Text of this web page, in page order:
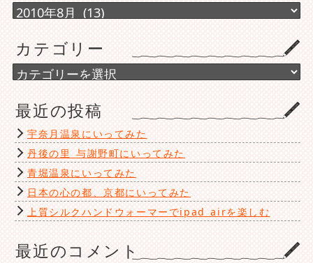
ア
ー
イ
ブ
カテゴリー
カ
テ
リ
ー
最近の投稿
宇奈月温泉にいってみた
丹後の里 与謝野町にいってみた
青堀温泉にいってみた
日本の心の都、京都にいってみた
上質シルクハンドウォーマーでipad airを楽しむ
最近のコメント